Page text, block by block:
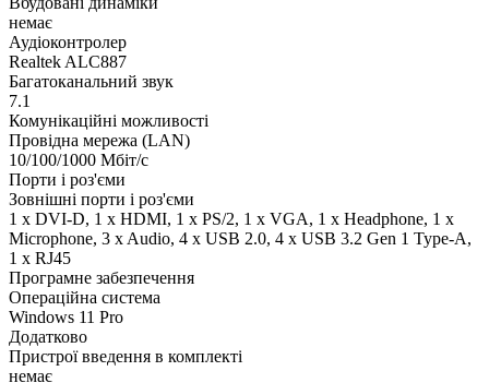
немає
Аудіоконтролер
Realtek ALC887
Багатоканальний звук
7.1
Комунікаційні можливості
Провідна мережа (LAN)
10/100/1000 Мбіт/с
Порти і роз'єми
Зовнішні порти і роз'єми
1 x DVI-D, 1 x HDMI, 1 x PS/2, 1 x VGA, 1 x Нeadphone, 1 х
Microphone, 3 x Audio, 4 x USB 2.0, 4 x USB 3.2 Gen 1 Type-A,
1 x RJ45
Програмне забезпечення
Операційна система
Windows 11 Pro
Додатково
Пристрої введення в комплекті
немає